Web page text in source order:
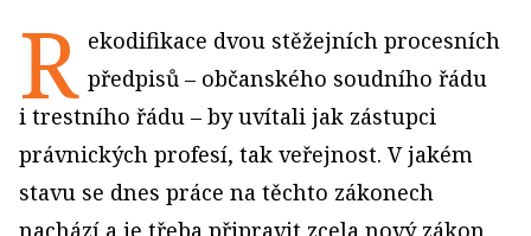
R ekodifikace dvou stěžejních procesních
předpisů – občanského soudního řádu
i trestního řádu – by uvítali jak zástupci
právnických profesí, tak veřejnost. V jakém
stavu se dnes práce na těchto zákonech
nachází a je třeba připravit zcela nový zákon